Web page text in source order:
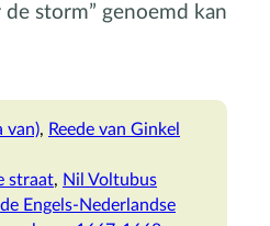
storm” genoemd kan
van), Reede van Ginkel
straat, Nil Voltubus
Engels-Nederlandse